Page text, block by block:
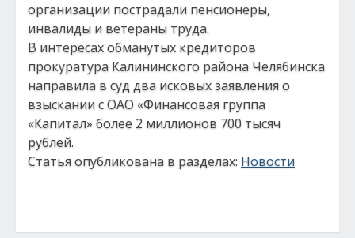
организации пострадали пенсионеры,
инвалиды и ветераны труда.
В интересах обманутых кредиторов
прокуратура Калининского района Челябинска
направила в суд два исковых заявления о
взыскании с ОАО «Финансовая группа
«Капитал» более 2 миллионов 700 тысяч
рублей.
Статья опубликована в разделах: Новости